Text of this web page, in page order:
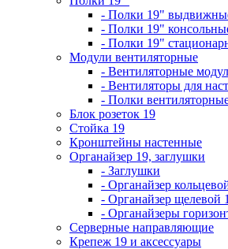
- Полки 19"
- Полки 19"
- Полки 19"
Модули вентиляторные
- Вентиляторные
- Вентиляторы для
- Полки
Блок розеток 19
Стойка 19
Кронштейны настенные
Органайзер 19, заглушки
- Заглушки
- Органайзер
- Органайзер щелевой
- Органайзеры
Серверные направляющие
Крепеж 19 и аксессуары